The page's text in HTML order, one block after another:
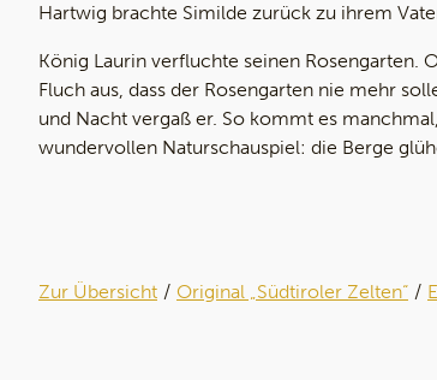
Hartwig brachte Similde zurück zu ihrem
König Laurin verfluchte seinen Rosengarten.
Fluch aus, dass der Rosengarten nie mehr
und Nacht vergaß er. So kommt es
wundervollen Naturschauspiel: die Berge
Zur Übersicht Original „Südtiroler Zelten“